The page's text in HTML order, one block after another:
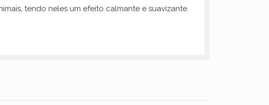
tendo neles um efeito calmante e suavizante.